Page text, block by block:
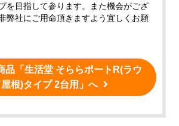
を目指して参ります。また機会がござ
弊社にご用命頂きますよう宜しくお願
品「生活堂 そららポートR(ラウ
屋根)タイプ 2台用」へ